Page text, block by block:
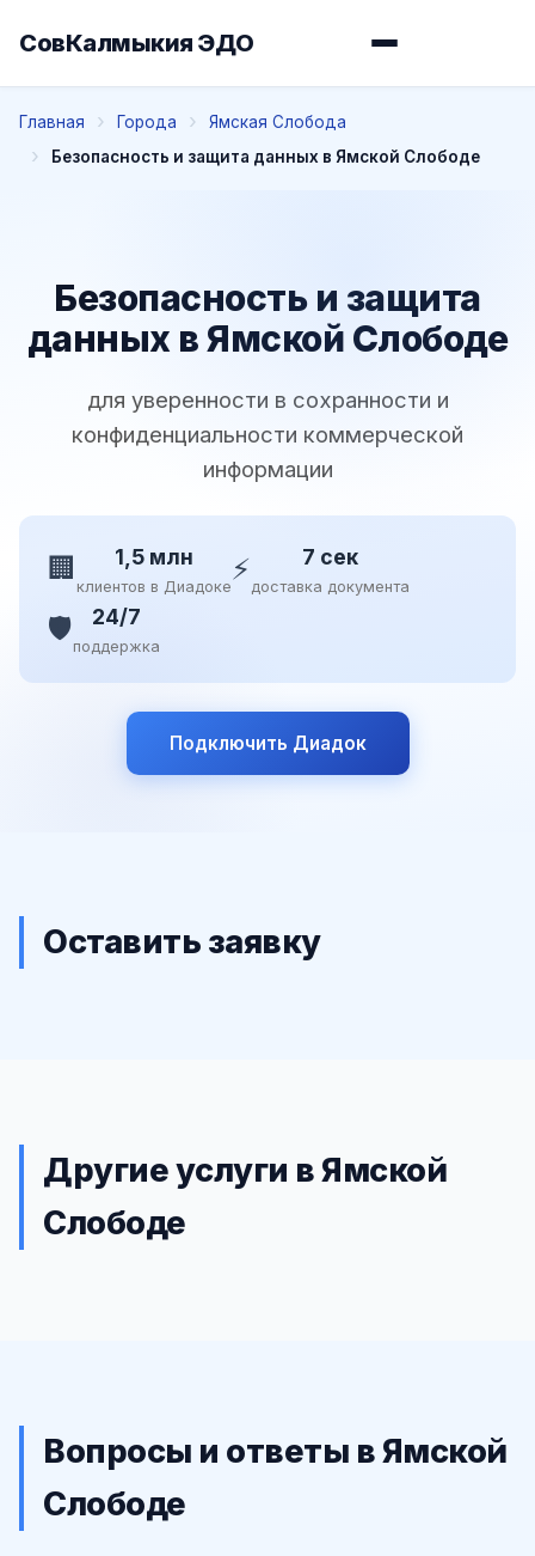
СовКалмыкия ЭДО
Главная Города
Ямская Слобода
Безопасность и защита данных в Ямской Слободе
Безопасность и защита
данных в Ямской Слободе
для уверенности в сохранности и
конфиденциальности коммерческой
информации
🏢 1,5 млн
клиентов в Диадоке⚡ 7 сек
доставка документа
🛡️ 24/7
поддержка
Подключить Диадок
Оставить заявку
Другие услуги в Ямской
Слободе
Вопросы и ответы в Ямской
Слободе